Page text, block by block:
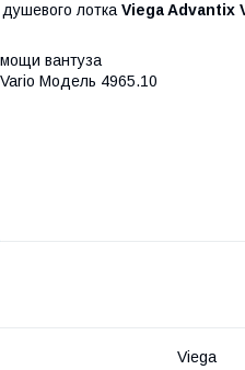
лоткаViega Advantix
вантуза
Модель 4965.10
Viega